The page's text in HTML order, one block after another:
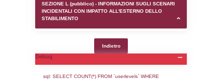
SEZIONE D (pubblico) - INFORMAZIONI
CONTROLLO A CUI è SOGGETTO LO